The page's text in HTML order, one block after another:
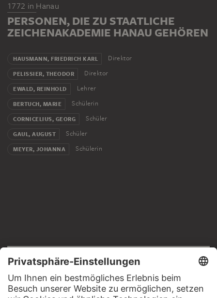
1772 in Hanau
PERSONEN, DIE ZU STAATLICHE
ZEICHENAKADEMIE HANAU GEHÖREN
HAUSMANN, FRIEDRICH KARL Direktor
PELISSIER, THEODOR Direktor
EWALD, REINHOLD Lehrer
BERTUCH, MARIE Schülerin
CORNICELIUS, GEORG Schüler
GAUL, AUGUST Schüler
MEYER, JOHANNA Schülerin
Impressum
Datenschutz
Copyright © 2026 Städel Museum